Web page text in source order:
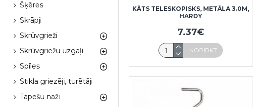
Šķēres
Skrāpji
Skrūvgrieži
Skrūvgriežu uzgaļi
Spīles
Stikla griezēji, turētāji
Tapešu naži
KĀTS TELESKOPISKS, METĀLA 3.0M,
HARDY
7.37€
NOPIRKT